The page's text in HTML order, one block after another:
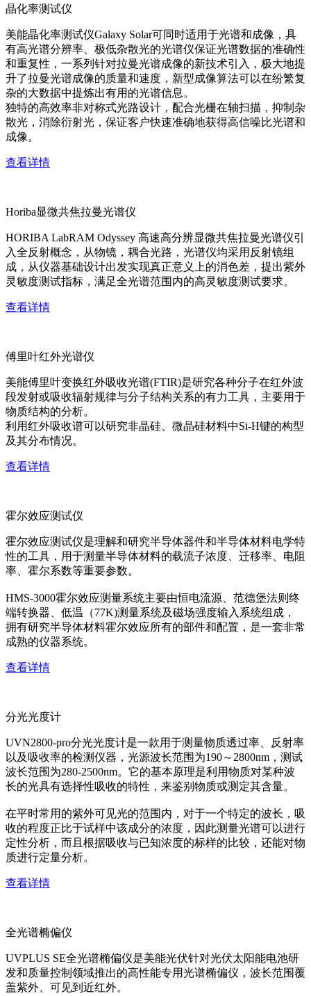
晶化率测试仪
美能晶化率测试仪Galaxy Solar可同时适用于光谱和成像，具
有高光谱分辨率、极低杂散光的光谱仪保证光谱数据的准确性
和重复性，一系列针对拉曼光谱成像的新技术引入，极大地提
升了拉曼光谱成像的质量和速度，新型成像算法可以在纷繁复
杂的大数据中提炼出有用的光谱信息。
独特的高效率非对称式光路设计，配合光栅在轴扫描，抑制杂
散光，消除衍射光，保证客户快速准确地获得高信噪比光谱和
成像。
查看详情
Horiba显微共焦拉曼光谱仪
HORIBA LabRAM Odyssey 高速高分辨显微共焦拉曼光谱仪引
入全反射概念，从物镜，耦合光路，光谱仪均采用反射镜组
成，从仪器基础设计出发实现真正意义上的消色差，提出紫外
灵敏度测试指标，满足全光谱范围内的高灵敏度测试要求。
查看详情
傅里叶红外光谱仪
美能傅里叶变换红外吸收光谱(FTIR)是研究各种分子在红外波
段发射或吸收辐射规律与分子结构关系的有力工具，主要用于
物质结构的分析。
利用红外吸收谱可以研究非晶硅、微晶硅材料中Si-H键的构型
及其分布情况。
查看详情
霍尔效应测试仪
霍尔效应测试仪是理解和研究半导体器件和半导体材料电学特
性的工具，用于测量半导体材料的载流子浓度、迁移率、电阻
率、霍尔系数等重要参数。
HMS-3000霍尔效应测量系统主要由恒电流源、范德堡法则终
端转换器、低温（77K)测量系统及磁场强度输入系统组成，
拥有研究半导体材料霍尔效应所有的部件和配置，是一套非常
成熟的仪器系统。
查看详情
分光光度计
UVN2800-pro分光光度计是一款用于测量物质透过率、反射率
以及吸收率的检测仪器，光源波长范围为190～2800nm，测试
波长范围为280-2500nm。它的基本原理是利用物质对某种波
长的光具有选择性吸收的特性，来鉴别物质或测定其含量。
在平时常用的紫外可见光的范围内，对于一个特定的波长，吸
收的程度正比于试样中该成分的浓度，因此测量光谱可以进行
定性分析，而且根据吸收与已知浓度的标样的比较，还能对物
质进行定量分析。
查看详情
全光谱椭偏仪
UVPLUS SE全光谱椭偏仪是美能光伏针对光伏太阳能电池研
发和质量控制领域推出的高性能专用光谱椭偏仪，波长范围覆
盖紫外、可见到近红外。